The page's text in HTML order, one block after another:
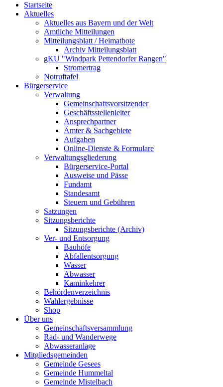
Startseite
Aktuelles
Aktuelles aus Bayern und der Welt
Amtliche Mitteilungen
Mitteilungsblatt / Heimatbote
Archiv Mitteilungsblatt
gKU "Windpark Pettendorfer Rangen"
Stromertrag
Notruftafel
Bürgerservice
Verwaltung
Gemeinschaftsvorsitzender
Geschäftsstellenleiter
Ansprechpartner
Ämter & Sachgebiete
Aufgaben
Online-Dienste & Formulare
Verwaltungsgliederung
Bürgerservice-Portal
Ausweise und Pässe
Fundamt
Standesamt
Steuern und Gebühren
Satzungen
Sitzungsberichte
Sitzungsberichte (Archiv)
Ver- und Entsorgung
Bauhöfe
Abfallentsorgung
Wasser
Abwasser
Kaminkehrer
Behördenverzeichnis
Wahlergebnisse
Shop
Über uns
Gemeinschaftsversammlung
Rad- und Wanderwege
Abwasseranlage
Mitgliedsgemeinden
Gemeinde Gesees
Gemeinde Hummeltal
Gemeinde Mistelbach